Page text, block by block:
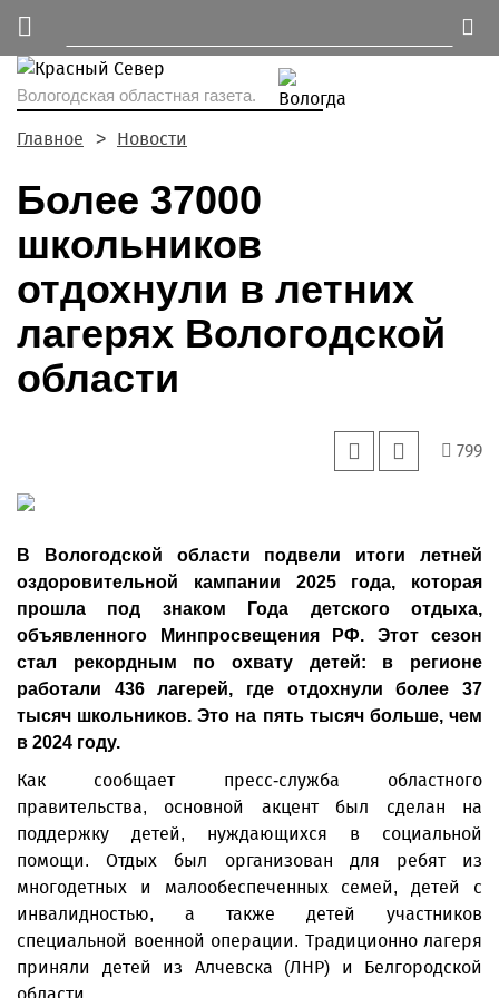
Вологодская областная газета.
Главное Новости
Более 37000
школьников
отдохнули в летних
лагерях Вологодской
области
799
В Вологодской области подвели итоги летней
оздоровительной кампании 2025 года, которая
прошла под знаком Года детского отдыха,
объявленного Минпросвещения РФ. Этот сезон
стал рекордным по охвату детей: в регионе
работали 436 лагерей, где отдохнули более 37
тысяч школьников. Это на пять тысяч больше, чем
в 2024 году.
Как сообщает пресс-служба областного
правительства, основной акцент был сделан на
поддержку детей, нуждающихся в социальной
помощи. Отдых был организован для ребят из
многодетных и малообеспеченных семей, детей с
инвалидностью, а также детей участников
специальной военной операции. Традиционно лагеря
приняли детей из Алчевска (ЛНР) и Белгородской